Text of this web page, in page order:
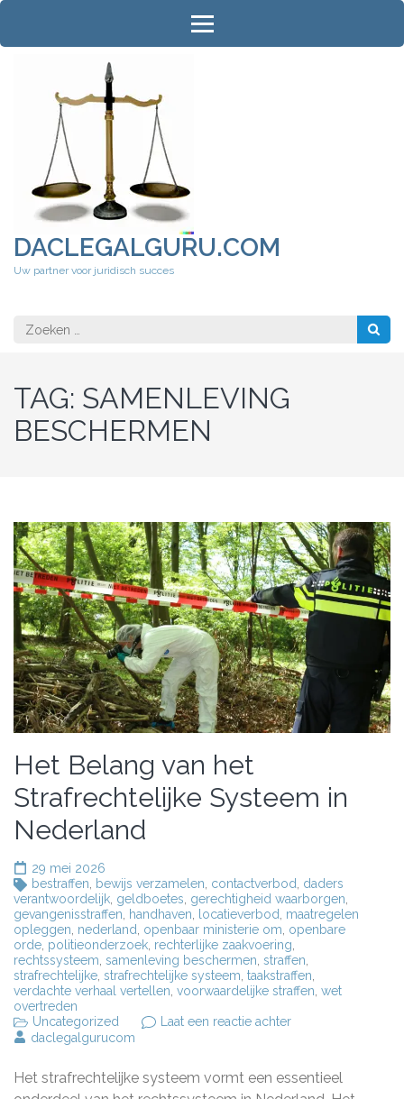
Ga
inhoud
DACLEGALGURU.COM
Uw partner voor juridisch succes
Zoeken
naar:
TAG: SAMENLEVING
BESCHERMEN
Het Belang van het
Strafrechtelijke Systeem in
Nederland
29 mei 2026
bestraffen
bewijs verzamelen contactverbod
daders
verantwoordelijk geldboetes gerechtigheid waarborgen
gevangenisstraffen
handhaven locatieverbod
maatregelen
opleggen nederland openbaar ministerie om openbare
orde politieonderzoek rechterlijke zaakvoering
rechtssysteem samenleving beschermen straffen
strafrechtelijke strafrechtelijke systeem taakstraffen
verdachte verhaal vertellen voorwaardelijke straffen wet
overtreden
Uncategorized
Laat een reactie achterop
het
daclegalgurucom
Het strafrechtelijke systeem vormt een essentieel